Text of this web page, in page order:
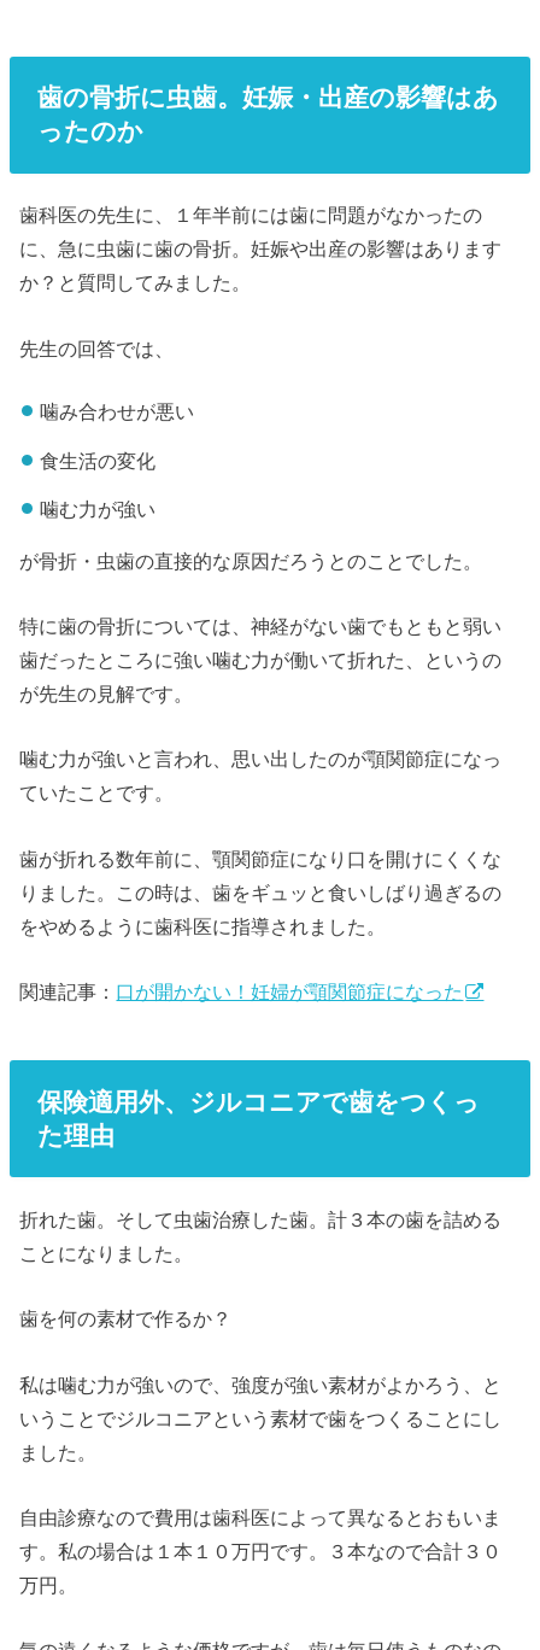
歯の骨折に虫歯。妊娠・出産の影響はあ
ったのか
歯科医の先生に、１年半前には歯に問題がなかったの
に、急に虫歯に歯の骨折。妊娠や出産の影響はあります
か？と質問してみました。
先生の回答では、
噛み合わせが悪い
食生活の変化
噛む力が強い
が骨折・虫歯の直接的な原因だろうとのことでした。
特に歯の骨折については、神経がない歯でもともと弱い
歯だったところに強い噛む力が働いて折れた、というの
が先生の見解です。
噛む力が強いと言われ、思い出したのが顎関節症になっ
ていたことです。
歯が折れる数年前に、顎関節症になり口を開けにくくな
りました。この時は、歯をギュッと食いしばり過ぎるの
をやめるように歯科医に指導されました。
関連記事： 口が開かない！妊婦が顎関節症になった
保険適用外、ジルコニアで歯をつくっ
た理由
折れた歯。そして虫歯治療した歯。計３本の歯を詰める
ことになりました。
歯を何の素材で作るか？
私は噛む力が強いので、強度が強い素材がよかろう、と
いうことでジルコニアという素材で歯をつくることにし
ました。
自由診療なので費用は歯科医によって異なるとおもいま
す。私の場合は１本１０万円です。３本なので合計３０
万円。